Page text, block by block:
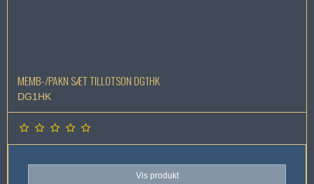
MEMB-/PAKN SÆT TILLOTSON DG1HK
DG1HK
Vis produkt